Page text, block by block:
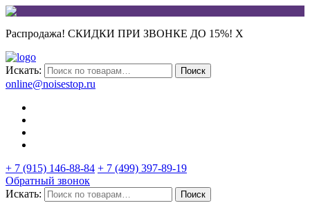
Распродажа! СКИДКИ ПРИ ЗВОНКЕ ДО 15%! X
Искать: Поиск
online@noisestop.ru
+ 7 (915) 146-88-84 + 7 (499) 397-89-19
Обратный звонок
Искать:
Поиск